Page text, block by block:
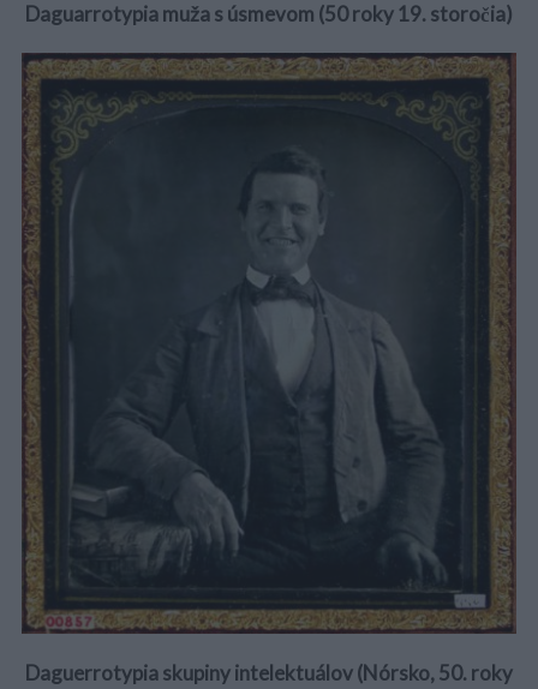
Daguarrotypia muža s úsmevom (50 roky 19. storočia)
Daguerrotypia skupiny intelektuálov (Nórsko, 50. roky